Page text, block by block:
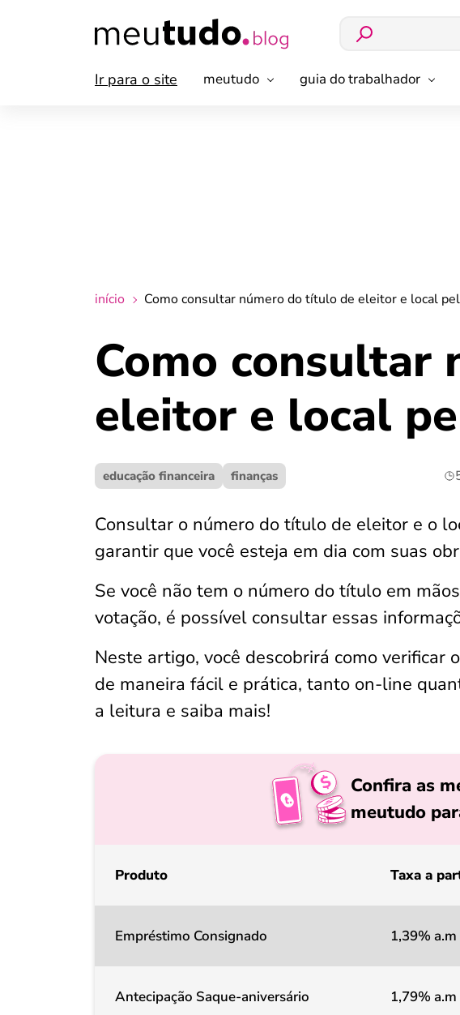
Ir para o site meutudo guia do trabalhador
início Como consultar número do título de eleitor e local
Como consultar
eleitor e local
educação financeira finanças
Consultar o número do título de eleitor e o
garantir que você esteja em dia com suas
Se você não tem o número do título em
votação, é possível consultar essas
Neste artigo, você descobrirá como verificar o
de maneira fácil e prática, tanto on-line
a leitura e saiba mais!
Confira as
meutudo
Produto Taxa a
Empréstimo Consignado 1,39% a.m
Antecipação Saque-aniversário 1,79% a.m